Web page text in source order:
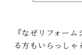
『なぜリフォー
る⽅もいらっしゃ